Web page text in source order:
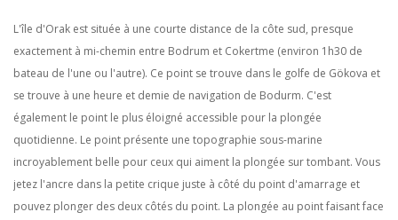
L'île d'Orak est située à une courte distance de la côte sud, presque
exactement à mi-chemin entre Bodrum et Cokertme (environ 1h30 de
bateau de l'une ou l'autre). Ce point se trouve dans le golfe de Gökova et
se trouve à une heure et demie de navigation de Bodurm. C'est
également le point le plus éloigné accessible pour la plongée
quotidienne. Le point présente une topographie sous-marine
incroyablement belle pour ceux qui aiment la plongée sur tombant. Vous
jetez l'ancre dans la petite crique juste à côté du point d'amarrage et
pouvez plonger des deux côtés du point. La plongée au point faisant face